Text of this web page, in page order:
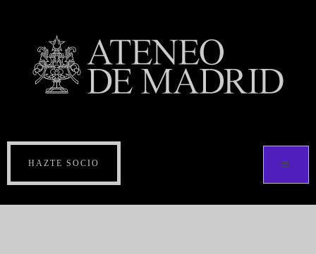
HAZTE SOCIO